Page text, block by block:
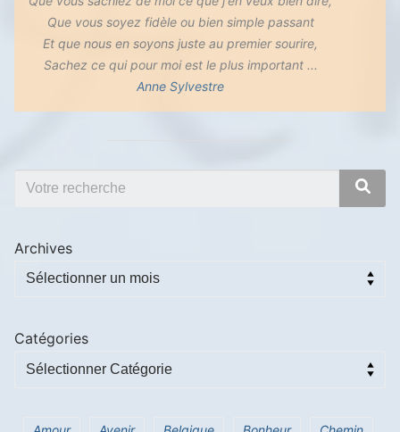
Que vous soyez fidèle ou bien simple passant
Et que nous en soyons juste au premier sourire,
Sachez ce qui pour moi est le plus important ...
Anne Sylvestre
Archives
Catégories